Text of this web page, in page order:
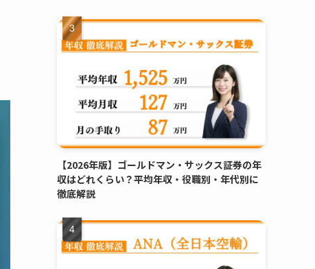
【2026年版】ゴールドマン・サックス証券の年
収はどれくらい？平均年収・役職別・年代別に
徹底解説